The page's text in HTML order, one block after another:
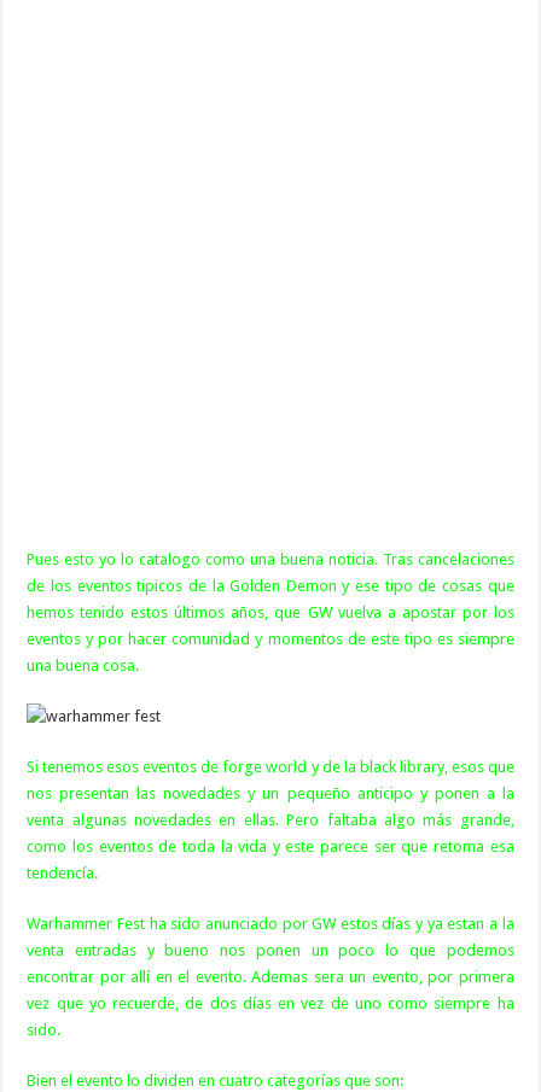
Pues esto yo lo catalogo como una buena noticia. Tras cancelaciones
de los eventos tipicos de la Golden Demon y ese tipo de cosas que
hemos tenido estos últimos años, que GW vuelva a apostar por los
eventos y por hacer comunidad y momentos de este tipo es siempre
una buena cosa.
Si tenemos esos eventos de forge world y de la black library, esos que
nos presentan las novedades y un pequeño anticipo y ponen a la
venta algunas novedades en ellas. Pero faltaba algo más grande,
como los eventos de toda la vida y este parece ser que retoma esa
tendencía.
Warhammer Fest ha sido anunciado por GW estos días y ya estan a la
venta entradas y bueno nos ponen un poco lo que podemos
encontrar por allí en el evento. Ademas sera un evento, por primera
vez que yo recuerde, de dos días en vez de uno como siempre ha
sido.
Bien el evento lo dividen en cuatro categorías que son: